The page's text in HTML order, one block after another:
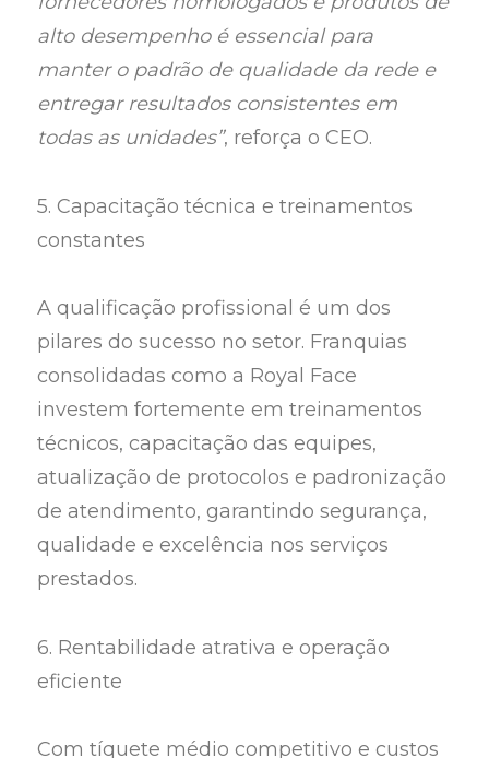
alto desempenho é essencial para
manter o padrão de qualidade da rede e
entregar resultados consistentes em
todas as unidades”, reforça o CEO.
5. Capacitação técnica e treinamentos
constantes
A qualificação profissional é um dos
pilares do sucesso no setor. Franquias
consolidadas como a Royal Face
investem fortemente em treinamentos
técnicos, capacitação das equipes,
atualização de protocolos e padronização
de atendimento, garantindo segurança,
qualidade e excelência nos serviços
prestados.
6. Rentabilidade atrativa e operação
eficiente
Com tíquete médio competitivo e custos